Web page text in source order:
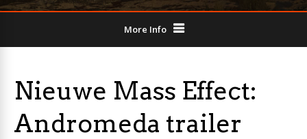
More Info
Nieuwe Mass Effect:
Andromeda trailer